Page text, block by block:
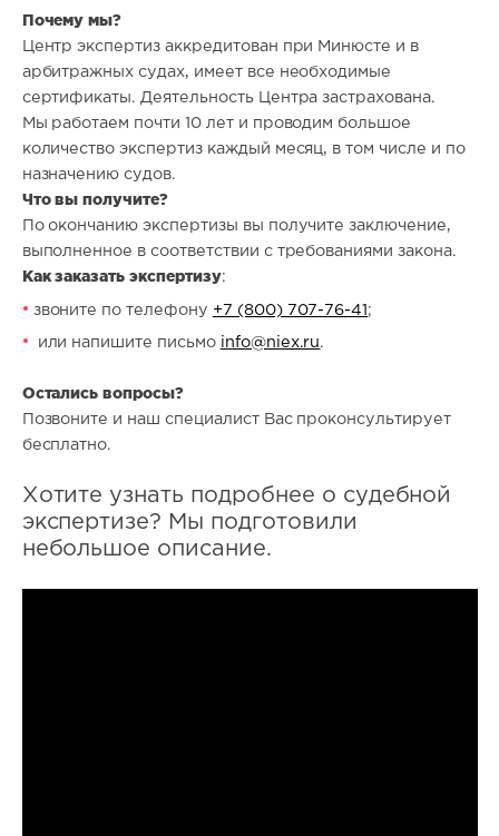
Почему мы?
Центр экспертиз аккредитован при Минюсте и в
арбитражных судах, имеет все необходимые
сертификаты. Деятельность Центра застрахована.
Мы работаем почти 10 лет и проводим большое
количество экспертиз каждый месяц, в том числе и по
назначению судов.
Что вы получите?
По окончанию экспертизы вы получите заключение,
выполненное в соответствии с требованиями закона.
Как заказать экспертизу:
звоните по телефону +7 (800) 707-76-41 ;
или напишите письмо info@niex.ru.
Остались вопросы?
Позвоните и наш специалист Вас проконсультирует
бесплатно.
Хотите узнать подробнее о судебной
экспертизе? Мы подготовили
небольшое описание.